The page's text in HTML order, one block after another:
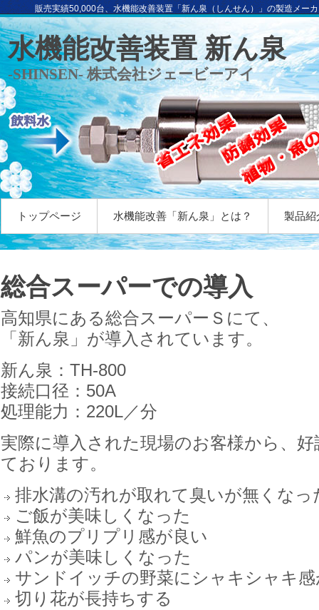
販売実績50,000台、水機能改善装置「新ん泉（しんせん）」の製造メー
水機能改善装置 新ん泉
-SHINSEN- 株式会社ジェービーアイ
トップページ 水機能改善「新ん泉」とは？ 製品紹
総合スーパーでの導入
高知県にある総合スーパーＳにて、
「新ん泉」が導入されています。
新ん泉：TH-800
接続口径：50A
処理能力：220L／分
実際に導入された現場のお客様から、
ております。
排水溝の汚れが取れて臭いが無くなっ
ご飯が美味しくなった
鮮魚のプリプリ感が良い
パンが美味しくなった
サンドイッチの野菜にシャキシャキ
切り花が長持ちする